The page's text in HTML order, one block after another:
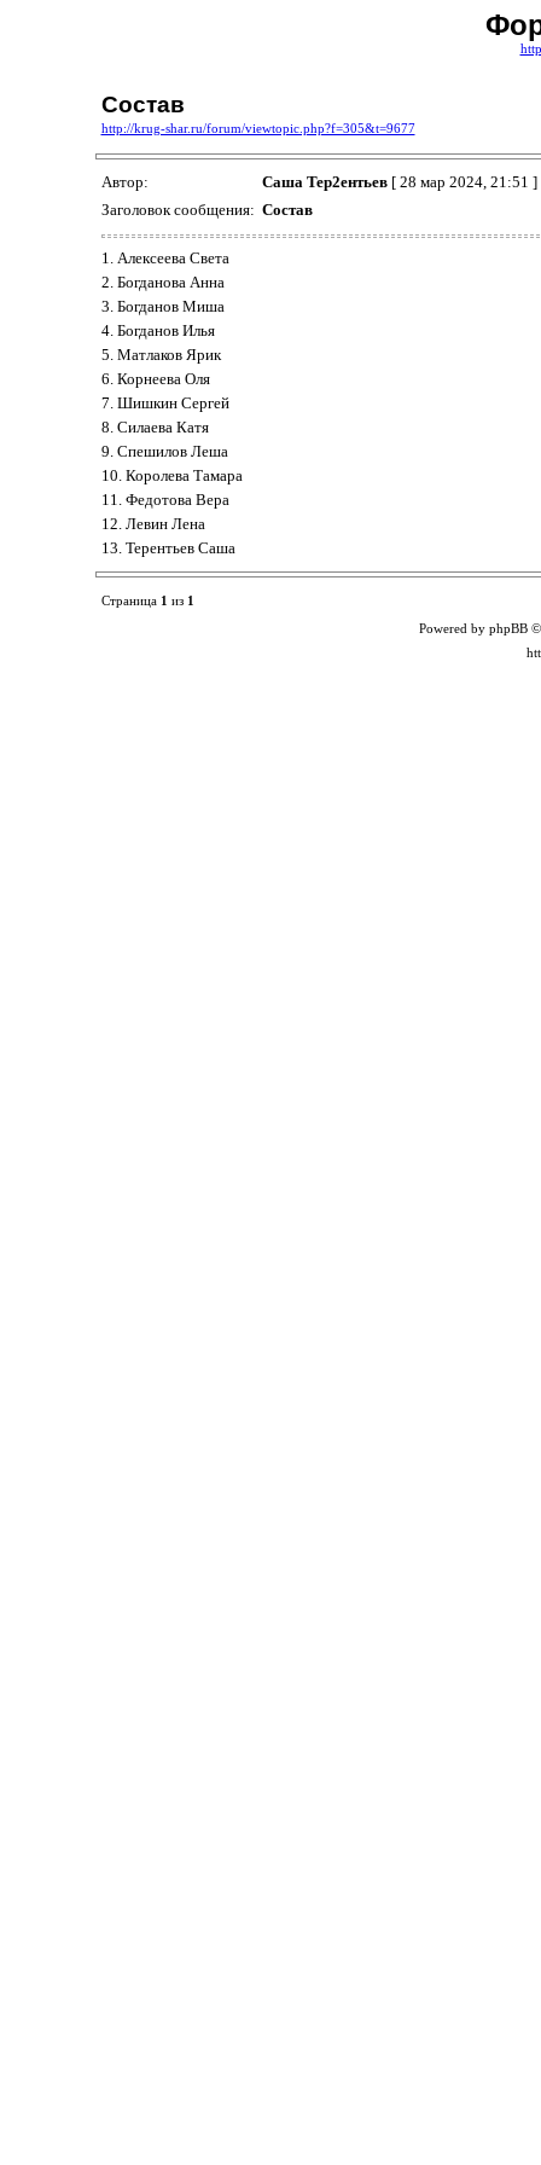
Состав
http://krug-shar.ru/forum/viewtopic.php?f=305&t=9677
Автор: Саша Тер2ентьев[ 28 мар 2024, 21:51 ]
Заголовок сообщения: Состав
1. Алексеева Света
2. Богданова Анна
3. Богданов Миша
4. Богданов Илья
5. Матлаков Ярик
6. Корнеева Оля
7. Шишкин Сергей
8. Силаева Катя
9. Спешилов Леша
10. Королева Тамара
11. Федотова Вера
12. Левин Лена
13. Терентьев Саша
Страница 1 из 1
Powered by phpBB